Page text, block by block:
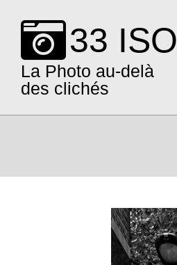
content
33 ISO
La Photo au-delà
des clichés